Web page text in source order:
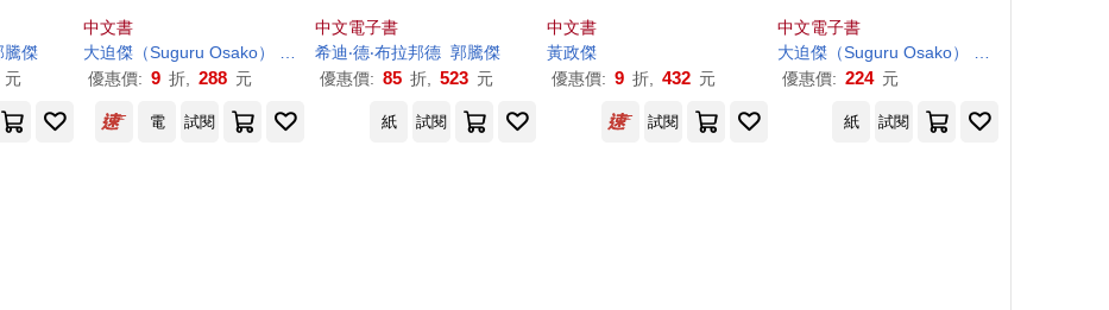
力專
騰傑
元
中文書
大迫傑 （Suguru Osako）
涂紋凰
優惠價: 9 折, 288 元
法，甜點主廚的巧克力專
業指南 (電子書)
中文電子書
希迪‧德‧布拉邦德 郭騰傑
優惠價: 85 折, 523 元
中文書
黃政傑
優惠價: 9 折, 432 元
中文電子書
大迫傑 （Suguru Osako）
優惠價: 224 元
電 試閱 紙 試閱 試閱 紙 試閱